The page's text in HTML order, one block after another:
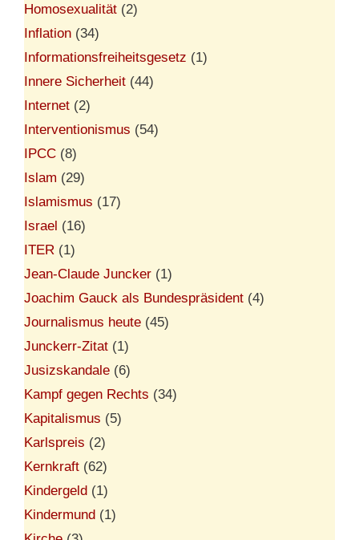
Homosexualität (2)
Inflation (34)
Informationsfreiheitsgesetz (1)
Innere Sicherheit (44)
Internet (2)
Interventionismus (54)
IPCC (8)
Islam (29)
Islamismus (17)
Israel (16)
ITER (1)
Jean-Claude Juncker (1)
Joachim Gauck als Bundespräsident (4)
Journalismus heute (45)
Junckerr-Zitat (1)
Jusizskandale (6)
Kampf gegen Rechts (34)
Kapitalismus (5)
Karlspreis (2)
Kernkraft (62)
Kindergeld (1)
Kindermund (1)